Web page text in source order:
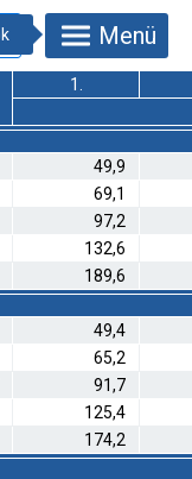
Menü
1.
49,9
69,1
97,2
132,6
189,6
49,4
65,2
91,7
125,4
174,2